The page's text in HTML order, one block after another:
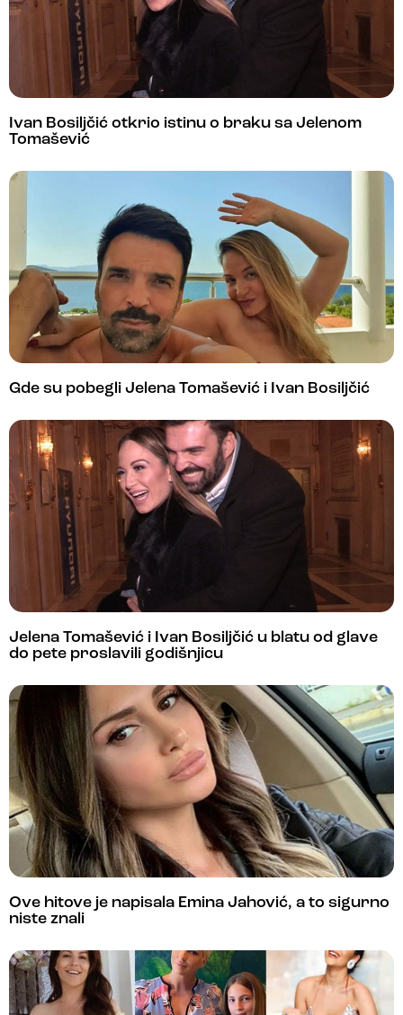
Ivan Bosiljčić otkrio istinu o braku sa Jelenom
Tomašević
Gde su pobegli Jelena Tomašević i Ivan Bosiljčić
Jelena Tomašević i Ivan Bosiljčić u blatu od glave
do pete proslavili godišnjicu
Ove hitove je napisala Emina Jahović, a to sigurno
niste znali